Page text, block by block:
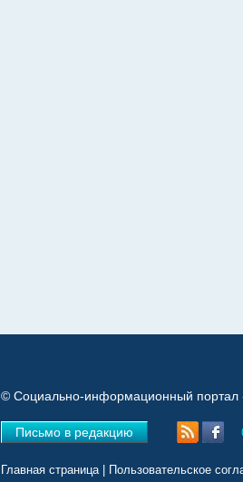
© Социально-информационный портал
Письмо в редакцию
Главная страница| Пользовательское